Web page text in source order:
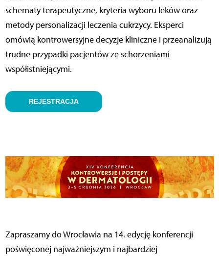
schematy terapeutyczne, kryteria wyboru leków oraz
metody personalizacji leczenia cukrzycy. Eksperci
omówią kontrowersyjne decyzje kliniczne i przeanalizują
trudne przypadki pacjentów ze schorzeniami
współistniejącymi.
REJESTRACJA
Zapraszamy do Wrocławia na 14. edycję konferencji
poświęconej najważniejszym i najbardziej